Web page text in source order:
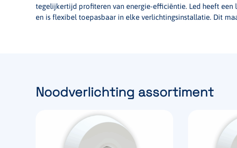
tegelijkertijd profiteren van energie-efficiëntie. Led heeft een
en is flexibel toepasbaar in elke verlichtingsinstallatie. Dit
Noodverlichting assortiment